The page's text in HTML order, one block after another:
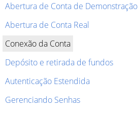
Abertura de Conta de Demonstração
Abertura de Conta Real
Conexão da Conta
Depósito e retirada de fundos
Autenticação Estendida
Gerenciando Senhas